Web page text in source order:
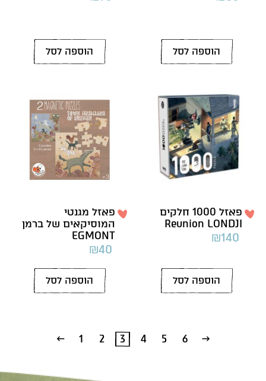
הוספה לסל הוספה לסל
פאזל 1000 חלקים
Reunion LONDJI
₪140
הוספה לסל
פאזל מגנטי
המוסיקאים של ברמן
EGMONT
₪40
הוספה לסל
→ 1 2 3 4 5 6 ←